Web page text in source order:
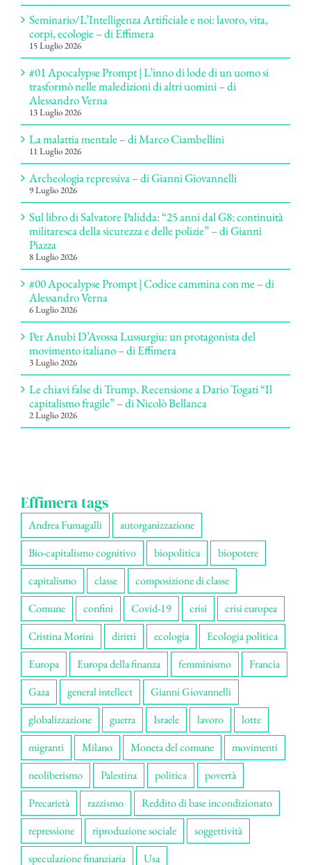
Seminario/L’Intelligenza Artificiale e noi: lavoro, vita,
corpi, ecologie – di Effimera
15 Luglio 2026
#01 Apocalypse Prompt | L’inno di lode di un uomo si
trasformò nelle maledizioni di altri uomini – di
Alessandro Verna
13 Luglio 2026
La malattia mentale – di Marco Ciambellini
11 Luglio 2026
Archeologia repressiva – di Gianni Giovannelli
9 Luglio 2026
Sul libro di Salvatore Palidda: “25 anni dal G8: continuità
militaresca della sicurezza e delle polizie” – di Gianni
Piazza
8 Luglio 2026
#00 Apocalypse Prompt | Codice cammina con me – di
Alessandro Verna
6 Luglio 2026
Per Anubi D’Avossa Lussurgiu: un protagonista del
movimento italiano – di Effimera
3 Luglio 2026
Le chiavi false di Trump. Recensione a Dario Togati “Il
capitalismo fragile” – di Nicolò Bellanca
2 Luglio 2026
Effimera tags
Andrea Fumagalli
autorganizzazione
Bio-capitalismo cognitivo
biopolitica
biopotere
capitalismo
classe
composizione di classe
Comune
confini Covid-19 crisi
crisi europea
Cristina Morini
diritti ecologia
Ecologia politica
Europa
Europa della finanza femminismo
Francia
Gaza
general intellect
Gianni Giovannelli
globalizzazione
guerra Israele lavoro
lotte
migranti
Milano Moneta del comune
movimenti
neoliberismo
Palestina politica
povertà
Precarietà
razzismo
Reddito di base incondizionato
repressione
riproduzione sociale
soggettività
speculazione finanziaria
Usa